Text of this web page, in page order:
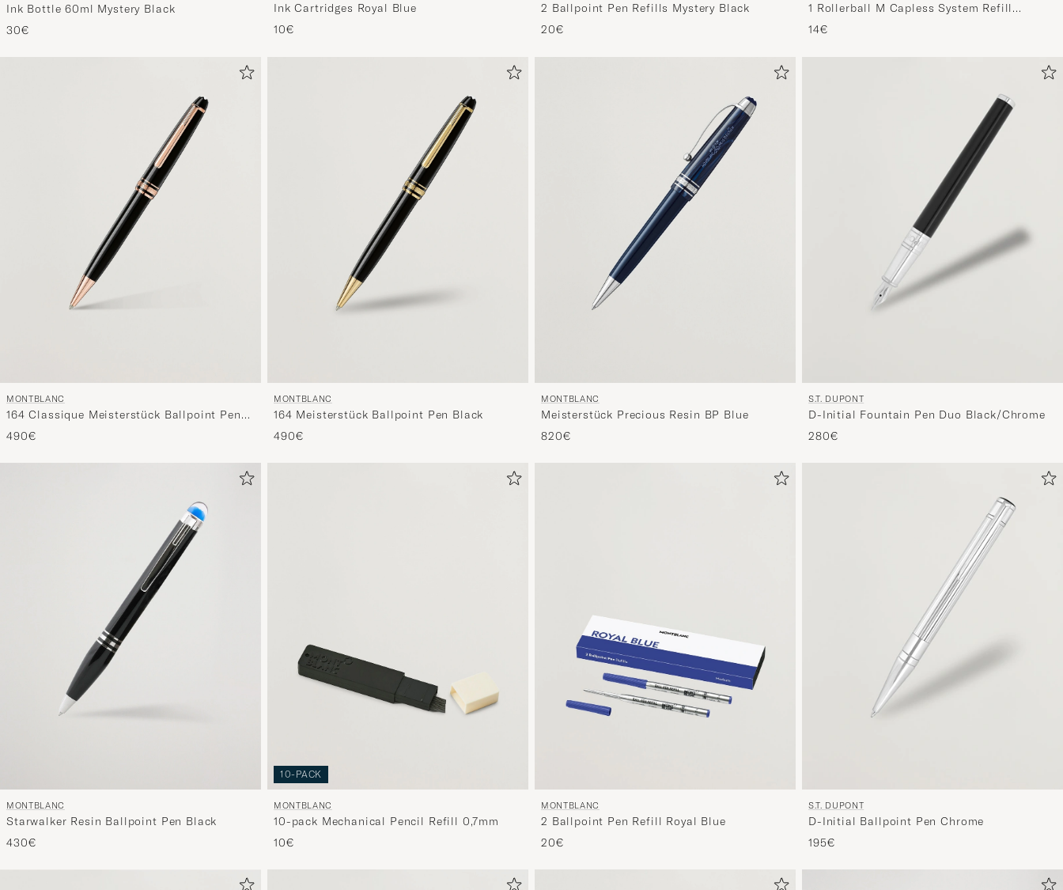
Ink Bottle 60ml Mystery Black
30€
Ink Cartridges Royal Blue
10€
2 Ballpoint Pen Refills Mystery Black
20€
1 Rollerball M Capless System Refill
Mystery Black
14€
MONTBLANC
164 Classique Meisterstück Ballpoint Pen
Red Gold
490€
MONTBLANC
164 Meisterstück Ballpoint Pen Black
490€
MONTBLANC
Meisterstück Precious Resin BP Blue
820€
S.T. DUPONT
D-Initial Fountain Pen Duo Black/Chrome
280€
MONTBLANC
Starwalker Resin Ballpoint Pen Black
430€
10-PACK
MONTBLANC
10-pack Mechanical Pencil Refill 0,7mm
10€
MONTBLANC
2 Ballpoint Pen Refill Royal Blue
20€
S.T. DUPONT
D-Initial Ballpoint Pen Chrome
195€